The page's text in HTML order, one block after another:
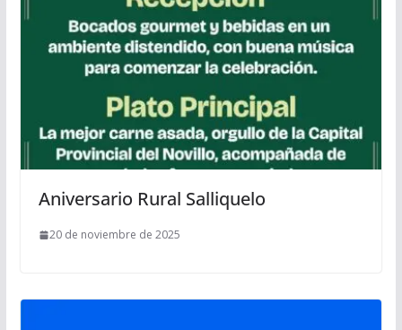
Aniversario Rural Salliquelo
20 de noviembre de 2025